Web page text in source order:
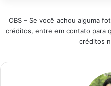
vendidos e seguros
Escolhemos as
opções com as
melhores avaliações
escolha seja certeira
OBS – Se você achou alguma
créditos, entre em contato para
créditos